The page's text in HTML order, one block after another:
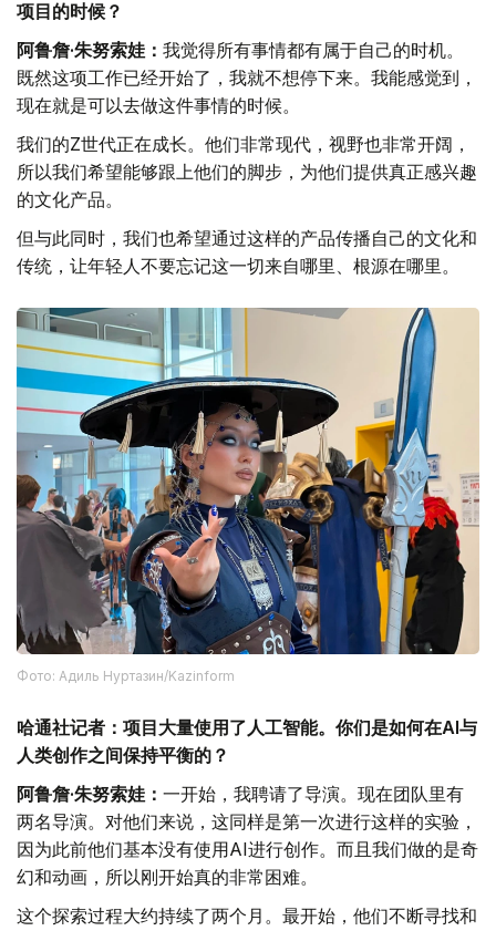
项目的时候？
阿鲁詹·朱努索娃： 我觉得所有事情都有属于自己的时机。
既然这项工作已经开始了，我就不想停下来。我能感觉到，
现在就是可以去做这件事情的时候。
我们的Z世代正在成长。他们非常现代，视野也非常开阔，
所以我们希望能够跟上他们的脚步，为他们提供真正感兴趣
的文化产品。
但与此同时，我们也希望通过这样的产品传播自己的文化和
传统，让年轻人不要忘记这一切来自哪里、根源在哪里。
Фото: Адиль Нуртазин/Kazinform
哈通社记者：项目大量使用了人工智能。你们是如何在AI与
人类创作之间保持平衡的？
阿鲁詹·朱努索娃： 一开始，我聘请了导演。现在团队里有
两名导演。对他们来说，这同样是第一次进行这样的实验，
因为此前他们基本没有使用AI进行创作。而且我们做的是奇
幻和动画，所以刚开始真的非常困难。
这个探索过程大约持续了两个月。最开始，他们不断寻找和